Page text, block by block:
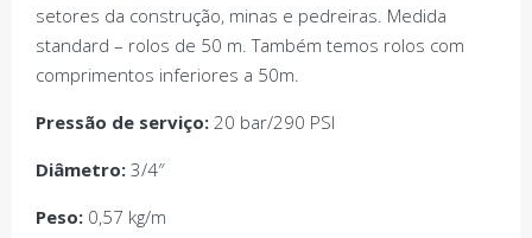
setores da construção, minas e pedreiras. Medida
standard – rolos de 50 m. Também temos rolos com
comprimentos inferiores a 50m.
Pressão de serviço: 20 bar/290 PSI
Diâmetro: 3/4″
Peso: 0,57 kg/m